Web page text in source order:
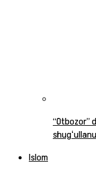
“Otbozor”
Islom